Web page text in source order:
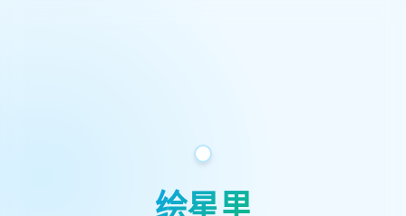
绘星里